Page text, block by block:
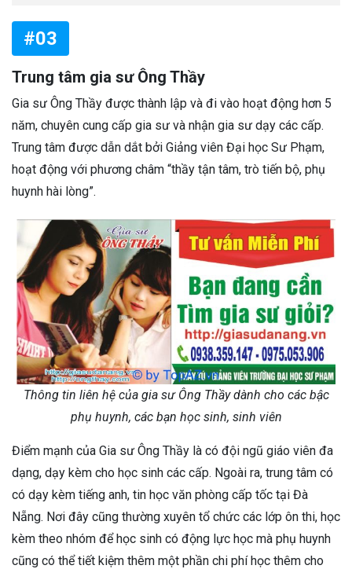
#03
Trung tâm gia sư Ông Thầy
Gia sư Ông Thầy được thành lập và đi vào hoạt động hơn 5
năm, chuyên cung cấp gia sư và nhận gia sư dạy các cấp.
Trung tâm được dẫn dắt bởi Giảng viên Đại học Sư Phạm,
hoạt động với phương châm “thầy tận tâm, trò tiến bộ, phụ
huynh hài lòng”.
Thông tin liên hệ của gia sư Ông Thầy dành cho các bậc
phụ huynh, các bạn học sinh, sinh viên
Điểm mạnh của Gia sư Ông Thầy là có đội ngũ giáo viên đa
dạng, dạy kèm cho học sinh các cấp. Ngoài ra, trung tâm có
có dạy kèm tiếng anh, tin học văn phòng cấp tốc tại Đà
Nẵng. Nơi đây cũng thường xuyên tổ chức các lớp ôn thi, học
kèm theo nhóm để học sinh có động lực học mà phụ huynh
cũng có thể tiết kiệm thêm một phần chi phí học thêm cho